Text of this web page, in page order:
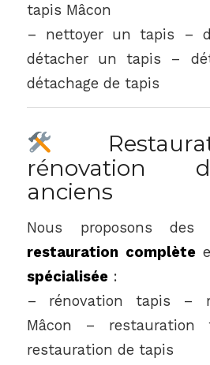
tapis Mâcon
– nettoyer un tapis –
détacher un tapis –
détachage de tapis
rénovation
anciens
Nous proposons des
restauration complète
spécialisée:
– rénovation tapis –
Mâcon – restauration
restauration de tapis